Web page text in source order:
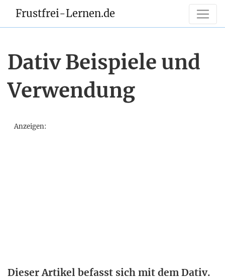
Frustfrei-Lernen.de
Dativ Beispiele und
Verwendung
Anzeigen:
Dieser Artikel befasst sich mit dem Dativ.